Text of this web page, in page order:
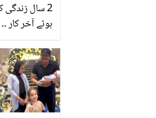
2 سال
ہوئے آخر کار
نمائندگی
لڑکی کیسے